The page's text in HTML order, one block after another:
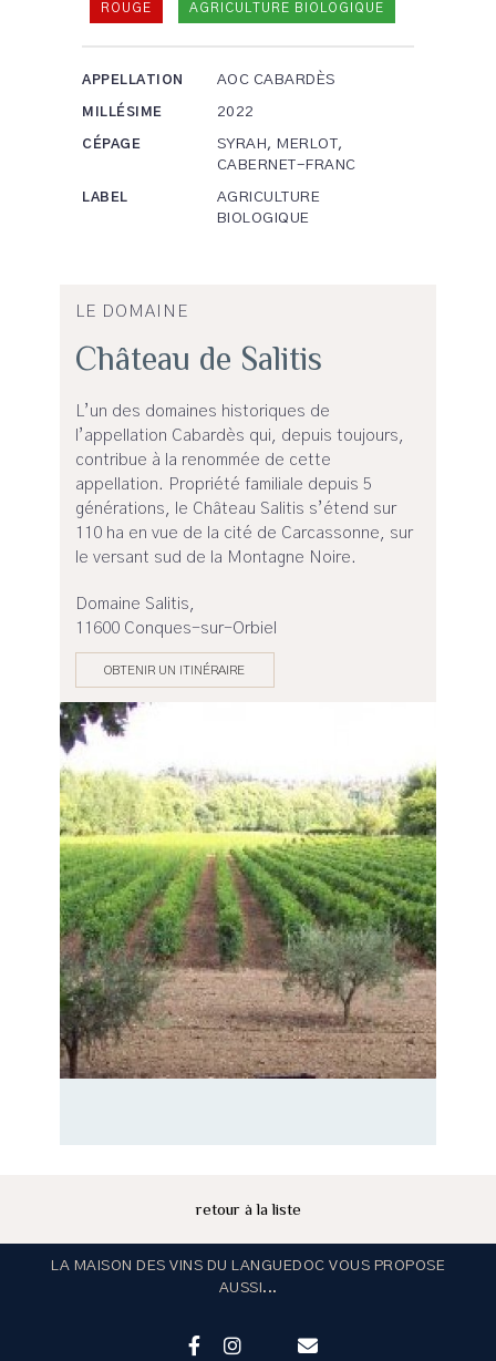
ROUGE AGRICULTURE BIOLOGIQUE
APPELLATION AOC CABARDÈS
MILLÉSIME 2022
CÉPAGE
SYRAH, MERLOT,
CABERNET-FRANC
LABEL
AGRICULTURE
BIOLOGIQUE
LE DOMAINE
Château de Salitis
L’un des domaines historiques de
l’appellation Cabardès qui, depuis toujours,
contribue à la renommée de cette
appellation. Propriété familiale depuis 5
générations, le Château Salitis s’étend sur
110 ha en vue de la cité de Carcassonne, sur
le versant sud de la Montagne Noire.
Domaine Salitis,
11600 Conques-sur-Orbiel
OBTENIR UN ITINÉRAIRE
retour à la liste
LA MAISON DES VINS DU LANGUEDOC VOUS PROPOSE
AUSSI...